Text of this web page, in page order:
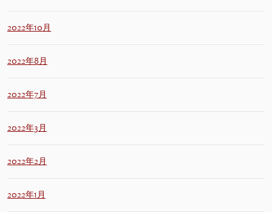
2022年10月
2022年8月
2022年7月
2022年3月
2022年2月
2022年1月